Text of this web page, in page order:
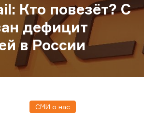
Кто повезёт? С
дефицит
в России
СМИ о нас